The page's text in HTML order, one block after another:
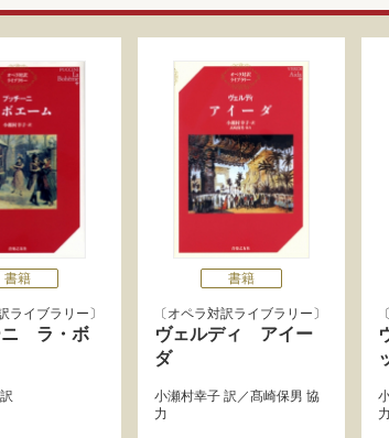
書籍
ライブラリー
ニ ラ・ボ
訳
書籍
オペラ対訳ライブラリー
ヴェルディ アイー
ダ
小瀬村幸子 訳／髙崎保男 協
力
力